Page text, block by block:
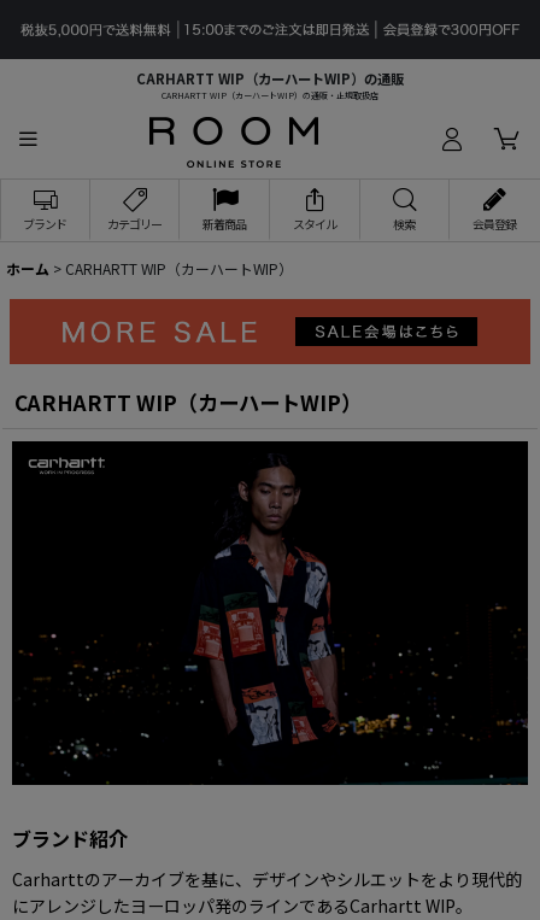
CARHARTT WIP（カーハートWIP）の通販
CARHARTT WIP（カーハートWIP）の通販・正規取扱店
ブランド カテゴリー 新着商品 スタイル 検索 会員登録
ホーム > CARHARTT WIP（カーハートWIP）
CARHARTT WIP（カーハートWIP）
ブランド紹介
Carharttのアーカイブを基に、デザインやシルエットをより現代的
にアレンジしたヨーロッパ発のラインであるCarhartt WIP。